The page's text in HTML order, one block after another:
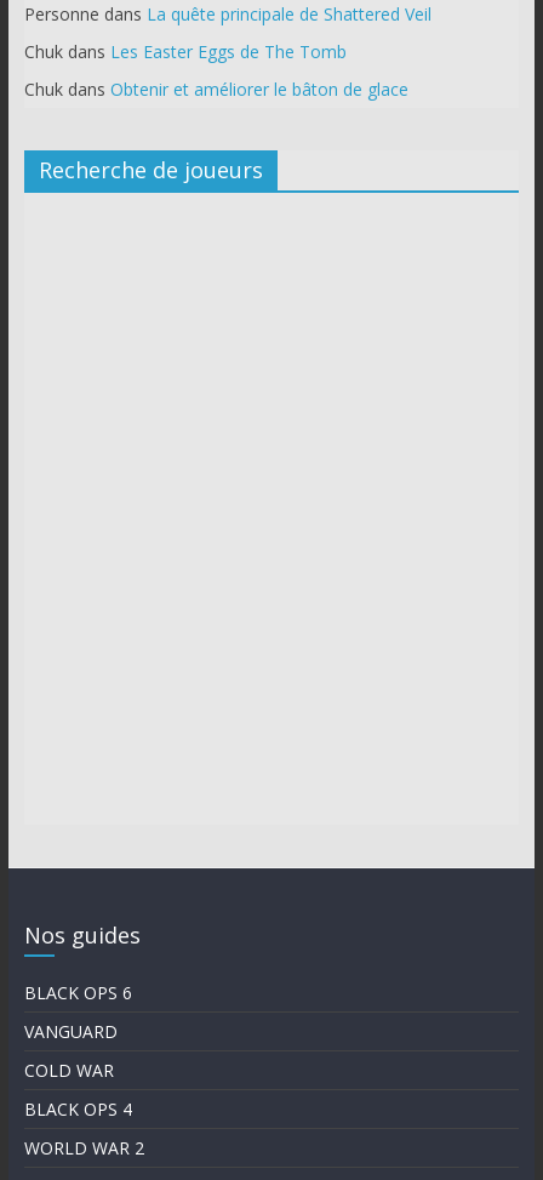
Personne dans La quête principale de Shattered Veil
Chukdans Les Easter Eggs de The Tomb
Chukdans Obtenir et améliorer le bâton de glace
Recherche de joueurs
Nos guides
BLACK OPS 6
VANGUARD
COLD WAR
BLACK OPS 4
WORLD WAR 2